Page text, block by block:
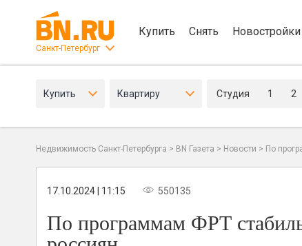
Санкт-Петербург
Купить Снять Новостройки
Купить Квартиру Студия 1 2
Недвижимость Санкт-Петербурга > BN Газета > Новости > По
17.10.2024 | 11:15 550135
По программам ФРТ